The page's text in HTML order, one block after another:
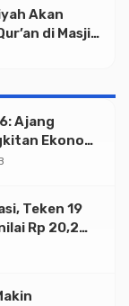
Akan
di Masjid
Ajang
Ekonomi
Teken 19
Rp 20,2